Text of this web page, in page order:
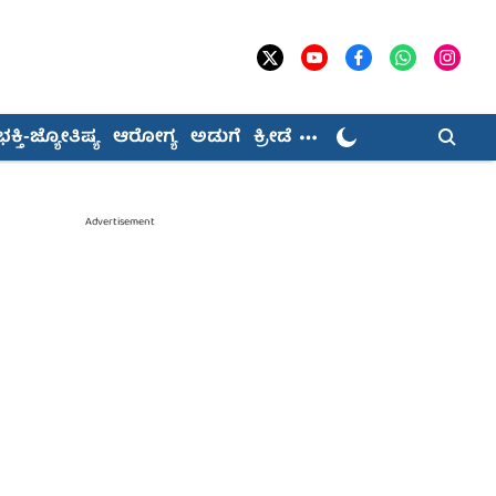
ಜ್ಯೋತಿಷ್ಯ ಆರೋಗ್ಯ ಅಡುಗೆ ಕ್ರೀಡೆ
Advertisement